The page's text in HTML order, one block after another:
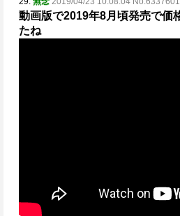
動画版で2019年8月頃発売で価
たね